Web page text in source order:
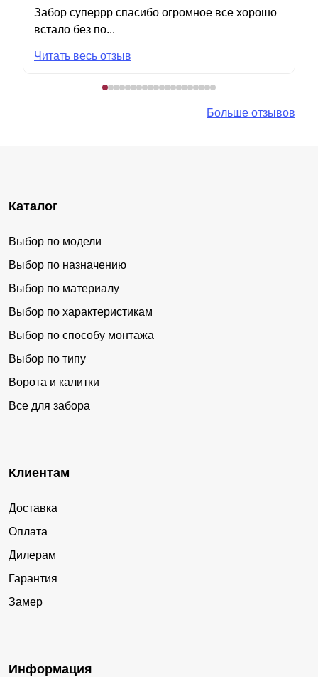
Забор суперрр спасибо огромное все хорошо
встало без по...
Читать весь отзыв
Больше отзывов
Каталог
Выбор по модели
Выбор по назначению
Выбор по материалу
Выбор по характеристикам
Выбор по способу монтажа
Выбор по типу
Ворота и калитки
Все для забора
Клиентам
Доставка
Оплата
Дилерам
Гарантия
Замер
Информация